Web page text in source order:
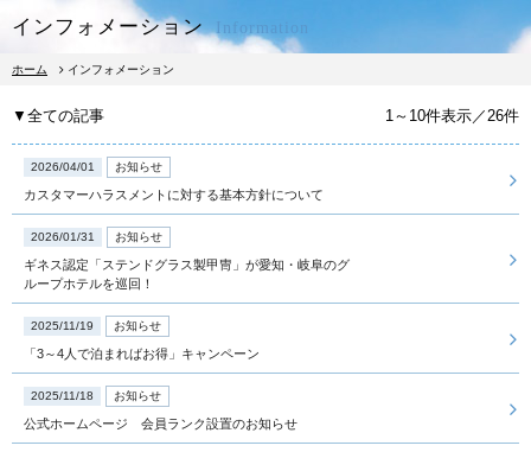
宿泊予約 レストラン予約
宿泊
朝食
インフォメーション Information
ホーム インフォメーション
▼全ての記事 1～10件表示／26件
2026/04/01 お知らせ
カスタマーハラスメントに対する基本方針について
2026/01/31 お知らせ
ギネス認定「ステンドグラス製甲冑」が愛知・岐阜のグ
ループホテルを巡回！
2025/11/19 お知らせ
「3～4人で泊まればお得」キャンペーン
2025/11/18 お知らせ
公式ホームページ 会員ランク設置のお知らせ